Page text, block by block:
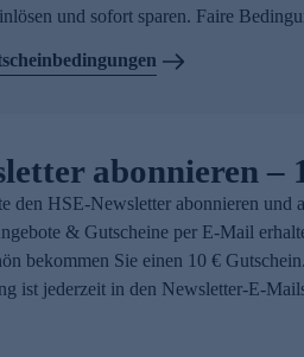
und sofort sparen. Faire
abonnieren –
den HSE-Newsletter abonnieren und
& Gutscheine per E-Mail
bekommen Sie einen 10 €
ist jederzeit in den Newsletter-E-